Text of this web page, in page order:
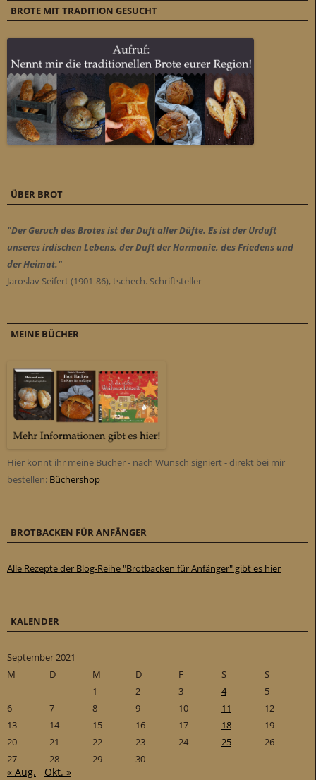
BROTE MIT TRADITION GESUCHT
ÜBER BROT
"Der Geruch des Brotes ist der Duft aller Düfte. Es ist der Urduft
unseres irdischen Lebens, der Duft der Harmonie, des Friedens und
der Heimat."
Jaroslav Seifert (1901-86), tschech. Schriftsteller
MEINE BÜCHER
Hier könnt ihr meine Bücher - nach Wunsch signiert - direkt bei mir
bestellen: Büchershop
BROTBACKEN FÜR ANFÄNGER
Alle Rezepte der Blog-Reihe "Brotbacken für Anfänger" gibt es hier
KALENDER
September 2021
M
D M D F S
S
1
2 3 4
5
6
7 8 9 10 11
12
13
14 15 16 17 18
19
20
21 22 23 24 25
26
27
28 29 30
« Aug. Okt. »